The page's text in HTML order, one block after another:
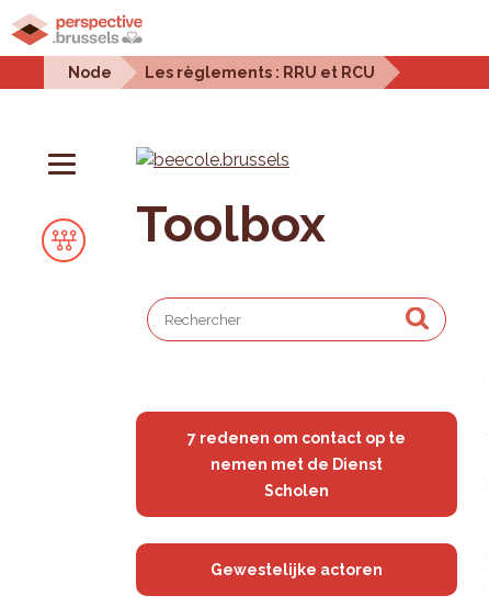
Home Urban projects
Node Les règlements : RRU et RCU
Toolbox
7 redenen om contact op te
nemen met de Dienst
Scholen
Gewestelijke actoren